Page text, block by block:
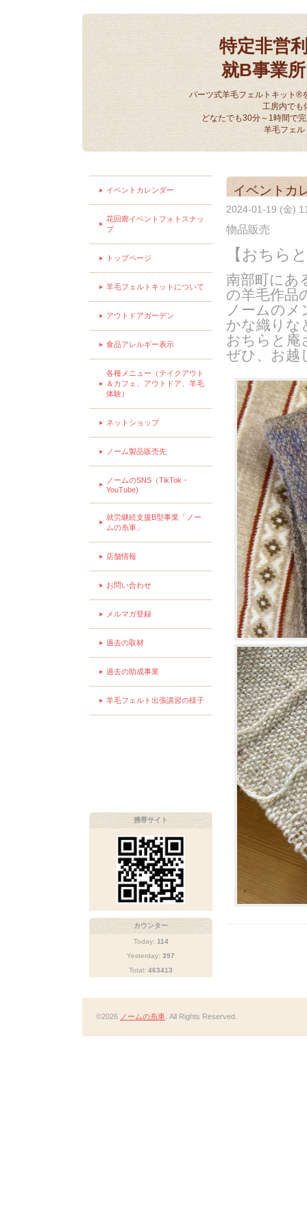
特定非営
就B事業
パーツ式羊毛フェルトキット®
工房内でも
どなたでも30分～1時間で
羊毛フェ
イベントカ
2024-01-19 (金)
物品販売
【おちら
南部町にあ
の羊毛作品
ノームの
かな織りな
おちらと庵
ぜひ、お越
イベントカレンダー
花回廊イベントフォトスナッ
プ
トップページ
羊毛フェルトキットについて
アウトドアガーデン
食品アレルギー表示
各種メニュー（テイクアウト
＆カフェ、アウトドア、羊毛
体験）
ネットショップ
ノーム製品販売先
ノームのSNS（TikTok・
YouTube)
就労継続支援B型事業「ノー
ムの糸車」
店舗情報
お問い合わせ
メルマガ登録
過去の取材
過去の助成事業
羊毛フェルト出張講習の様子
携帯サイト
カウンター
Today: 114
Yesterday: 397
Total: 463413
©2026 ノームの糸車 . All Rights Reserved.